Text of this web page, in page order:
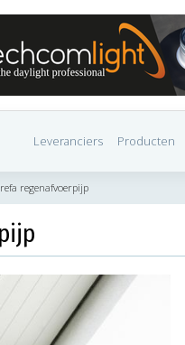
Leveranciers Producten
regenafvoerpijp